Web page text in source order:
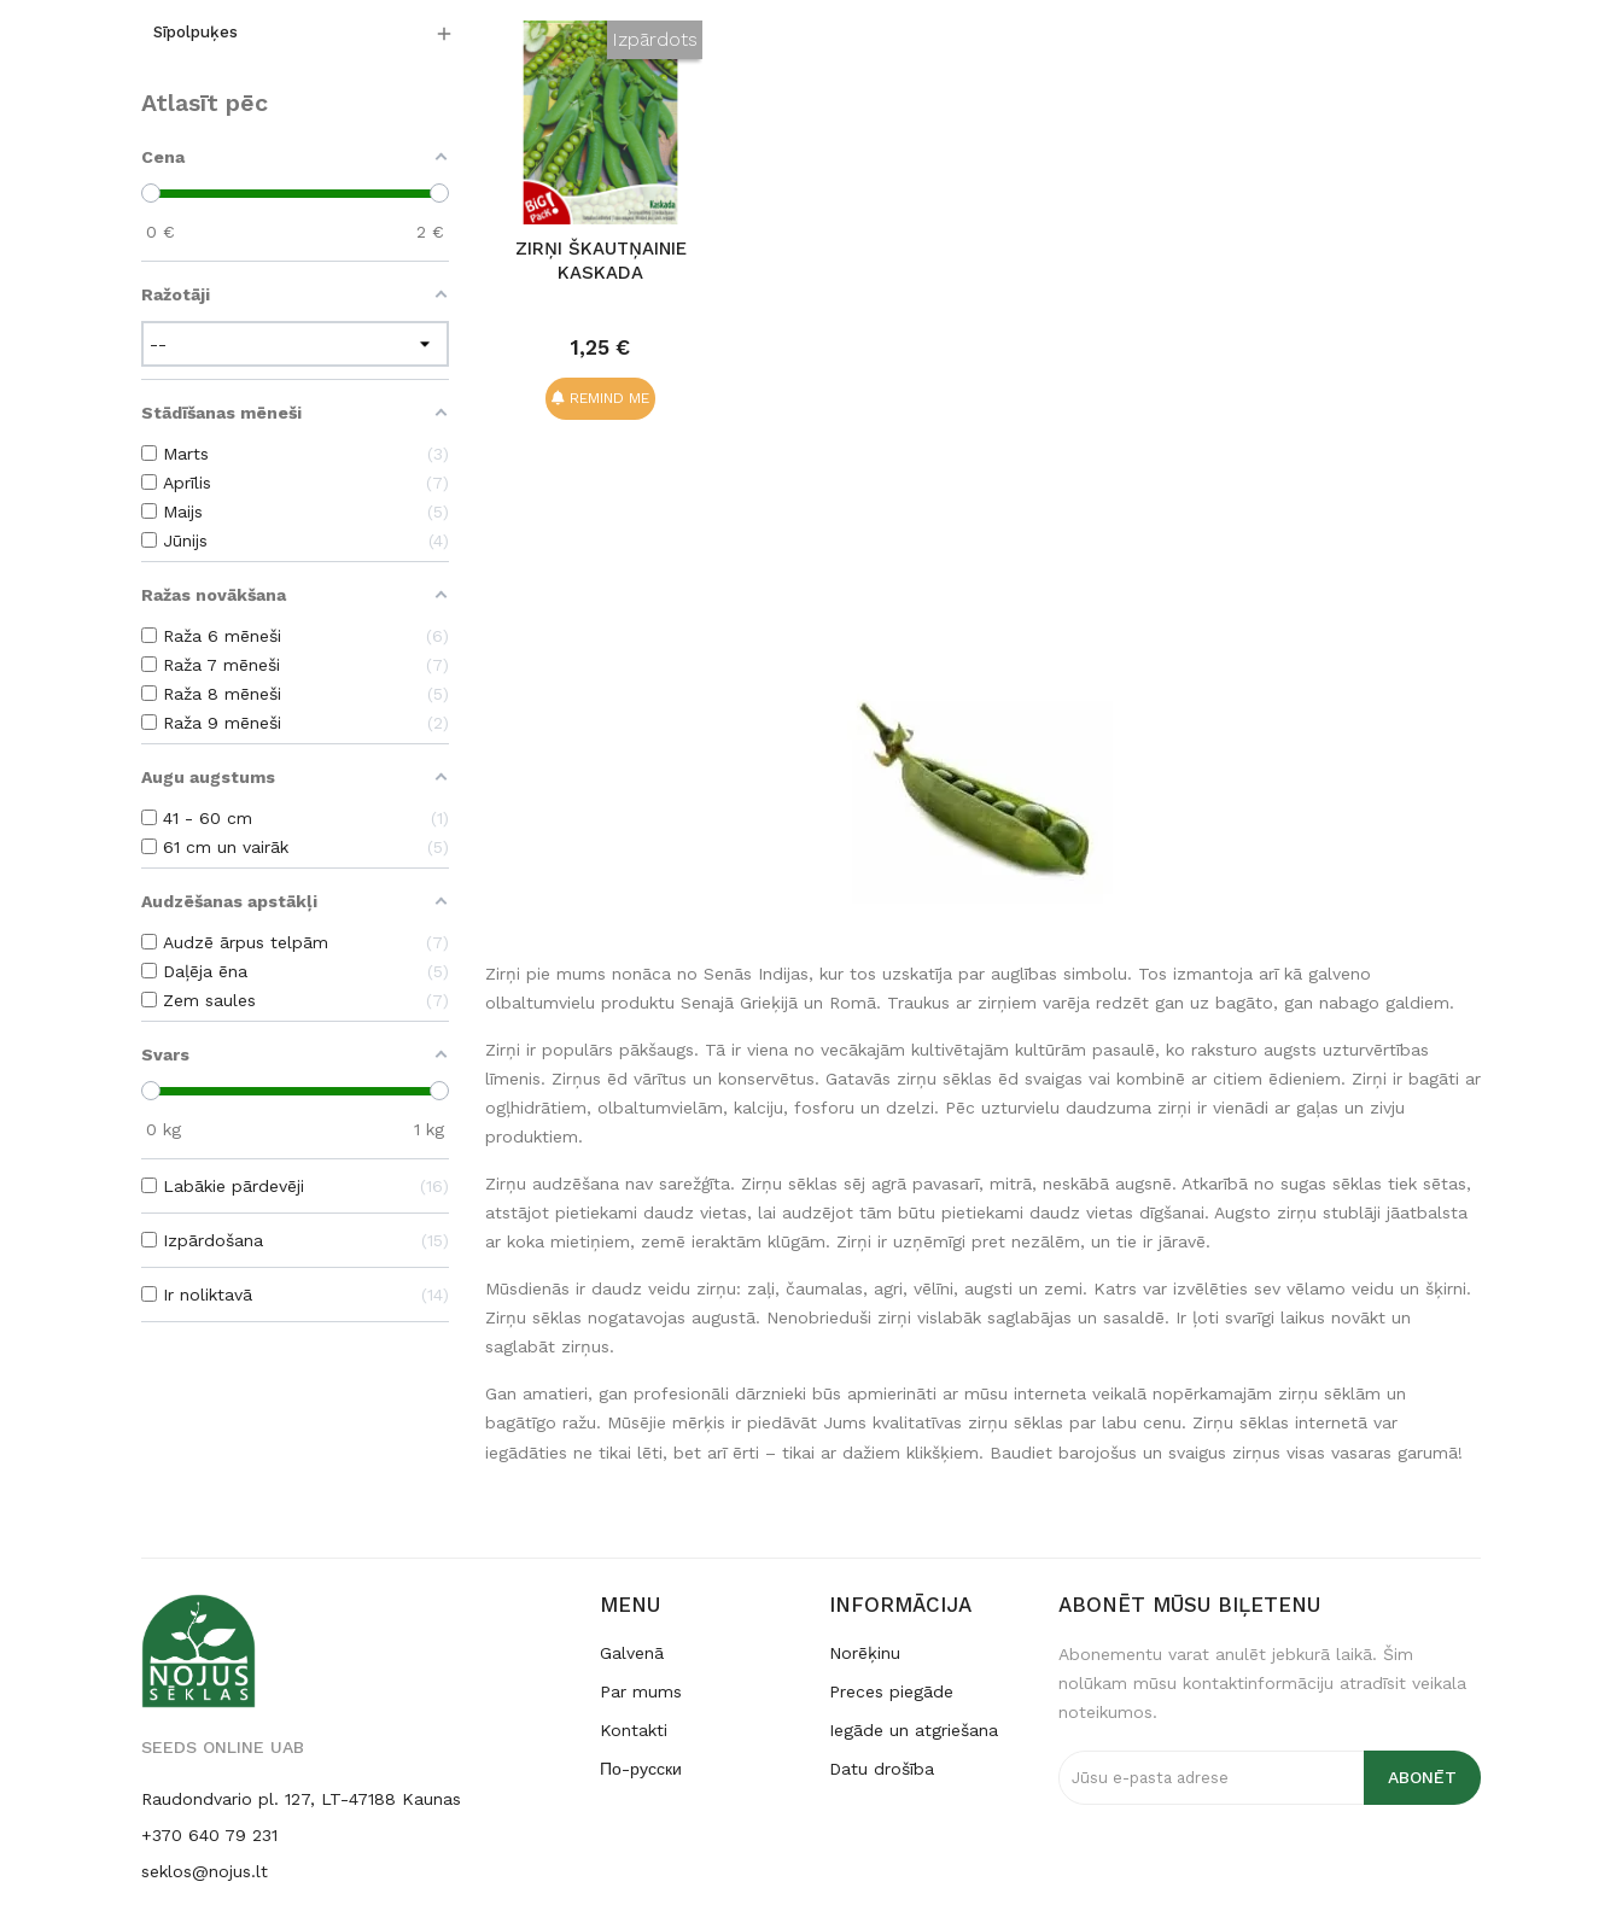
Sīpolpuķes 
Atlasīt pēc
Cena
0 € 2 €
Ražotāji
Stādīšanas mēneši
Marts
3
Aprīlis
7
Maijs
5
Jūnijs
4
Ražas novākšana
Raža 6 mēneši
6
Raža 7 mēneši
7
Raža 8 mēneši
5
Raža 9 mēneši
2
Augu augstums
41 - 60 cm
1
61 cm un vairāk
5
Audzēšanas apstākļi
Audzē ārpus telpām
7
Daļēja ēna
5
Zem saules
7
Svars
0 kg 1 kg
Labākie pārdevēji 16
Izpārdošana 15
Ir noliktavā 14
Izpārdots
ZIRŅI ŠKAUTŅAINIE
KASKADA
1,25 €
REMIND ME
Zirņi pie mums nonāca no Senās Indijas, kur tos uzskatīja par auglības simbolu. Tos izmantoja arī kā galveno
olbaltumvielu produktu Senajā Grieķijā un Romā. Traukus ar zirņiem varēja redzēt gan uz bagāto, gan nabago galdiem.
Zirņi ir populārs pākšaugs. Tā ir viena no vecākajām kultivētajām kultūrām pasaulē, ko raksturo augsts uzturvērtības
līmenis. Zirņus ēd vārītus un konservētus. Gatavās zirņu sēklas ēd svaigas vai kombinē ar citiem ēdieniem. Zirņi ir bagāti ar
ogļhidrātiem, olbaltumvielām, kalciju, fosforu un dzelzi. Pēc uzturvielu daudzuma zirņi ir vienādi ar gaļas un zivju
produktiem.
Zirņu audzēšana nav sarežģīta. Zirņu sēklas sēj agrā pavasarī, mitrā, neskābā augsnē. Atkarībā no sugas sēklas tiek sētas,
atstājot pietiekami daudz vietas, lai audzējot tām būtu pietiekami daudz vietas dīgšanai. Augsto zirņu stublāji jāatbalsta
ar koka mietiņiem, zemē ieraktām klūgām. Zirņi ir uzņēmīgi pret nezālēm, un tie ir jāravē.
Mūsdienās ir daudz veidu zirņu: zaļi, čaumalas, agri, vēlīni, augsti un zemi. Katrs var izvēlēties sev vēlamo veidu un šķirni.
Zirņu sēklas nogatavojas augustā. Nenobrieduši zirņi vislabāk saglabājas un sasaldē. Ir ļoti svarīgi laikus novākt un
saglabāt zirņus.
Gan amatieri, gan profesionāli dārznieki būs apmierināti ar mūsu interneta veikalā nopērkamajām zirņu sēklām un
bagātīgo ražu. Mūsējie mērķis ir piedāvāt Jums kvalitatīvas zirņu sēklas par labu cenu. Zirņu sēklas internetā var
iegādāties ne tikai lēti, bet arī ērti – tikai ar dažiem klikšķiem. Baudiet barojošus un svaigus zirņus visas vasaras garumā!
SEEDS ONLINE UAB
Raudondvario pl. 127, LT-47188 Kaunas
+370 640 79 231
seklos@nojus.lt
MENU
Galvenā
Par mums
Kontakti
По-русски
INFORMĀCIJA
Norēķinu
Preces piegāde
Iegāde un atgriešana
Datu drošība
ABONĒT MŪSU BIĻETENU
Abonementu varat anulēt jebkurā laikā. Šim
nolūkam mūsu kontaktinformāciju atradīsit veikala
noteikumos.